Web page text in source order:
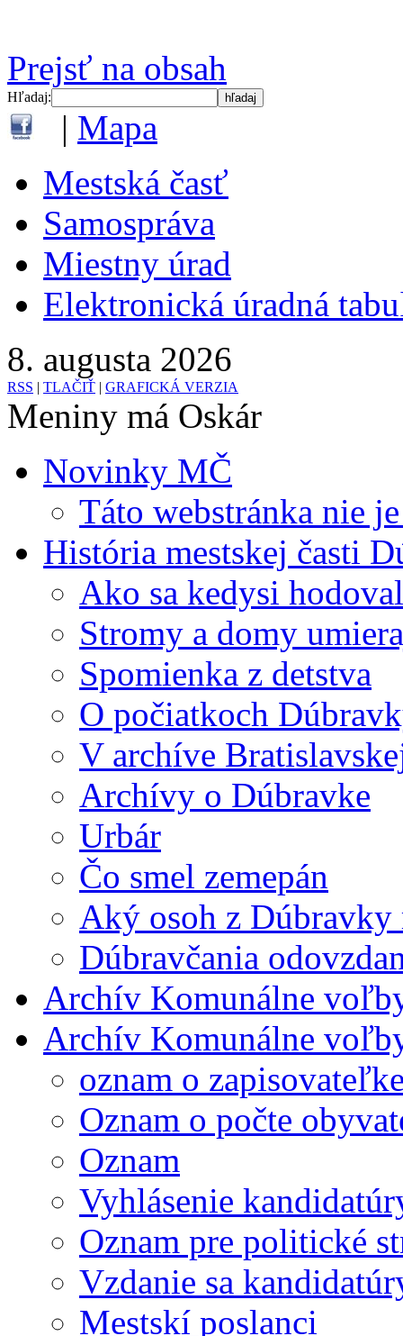
Prejsť na obsah
Hľadaj:
| Mapa
Mestská časť
Samospráva
Miestny úrad
Elektronická úradná
8. augusta 2026
RSS | TLAČIŤ | GRAFICKÁ VERZIA
Meniny má Oskár
Novinky MČ
Táto webstránka nie
História mestskej časti
Ako sa kedysi
Stromy a domy
Spomienka z detstva
O počiatkoch
V archíve
Archívy o Dúbravke
Urbár
Čo smel zemepán
Aký osoh z
Dúbravčania
Archív Komunálne
Archív Komunálne
oznam o
Oznam o počte
Oznam
Vyhlásenie
Oznam pre politické
Vzdanie sa
Mestskí poslanci